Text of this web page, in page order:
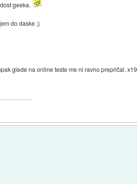
geeka.
do daske ;)
glede na online teste me ni ravno prepričal.